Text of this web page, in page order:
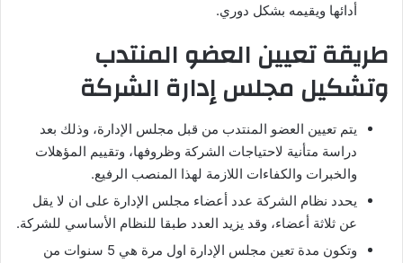
أدائها ويقيمه بشكل دوري.
طريقة تعيين العضو المنتدب
وتشكيل مجلس إدارة الشركة
يتم تعيين العضو المنتدب من قبل مجلس الإدارة، وذلك بعد
دراسة متأنية لاحتياجات الشركة وظروفها، وتقييم المؤهلات
والخبرات والكفاءات اللازمة لهذا المنصب الرفيع.
يحدد نظام الشركة عدد أعضاء مجلس الإدارة على ان لا يقل
عن ثلاثة أعضاء، وقد يزيد العدد طبقا للنظام الأساسي للشركة.
وتكون مدة تعين مجلس الإدارة اول مرة هي 5 سنوات من